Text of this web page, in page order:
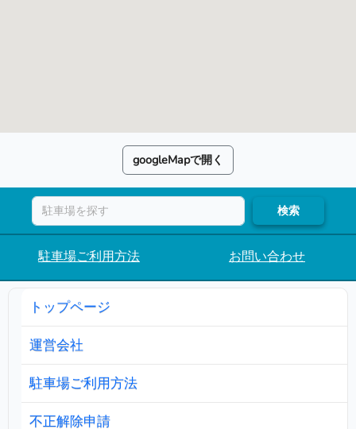
googleMapで開く
検索
駐車場ご利用方法 お問い合わせ
トップページ
運営会社
駐車場ご利用方法
不正解除申請